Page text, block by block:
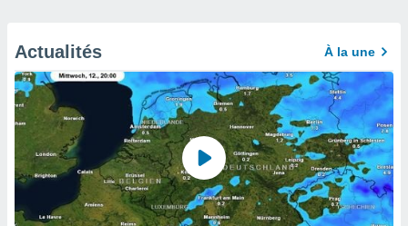
Actualités À la une